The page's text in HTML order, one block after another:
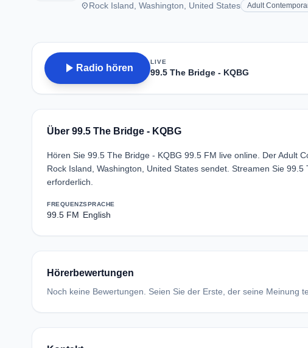
placeRock Island, Washington, United States Adult
play_arrow Radio hören
LIVE
99.5 The Bridge - KQBG
Über 99.5 The Bridge - KQBG
Hören Sie 99.5 The Bridge - KQBG 99.5 FM live online. Der Adult
Rock Island, Washington, United States sendet. Streamen Sie
erforderlich.
FREQUENZ
99.5 FM
SPRACHE
English
Hörerbewertungen
Noch keine Bewertungen. Seien Sie der Erste, der seine Meinung